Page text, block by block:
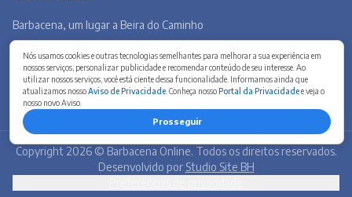
Nós usamos cookies e outras tecnologias semelhantes para melhorar a sua experiência em
nossos serviços, personalizar publicidade e recomendar conteúdo de seu interesse. Ao
utilizar nossos serviços, você está ciente dessa funcionalidade. Informamos ainda que
atualizamos nossoAviso de Privacidade . Conheça nossoPortal da Privacidadee veja o
nosso novo Aviso.
Prosseguir